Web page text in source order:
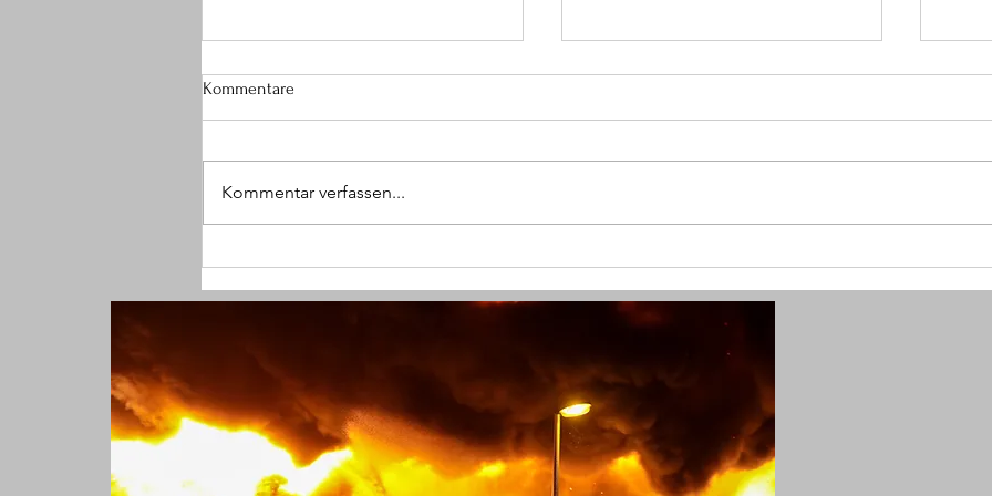
Kommentare
Kommentar verfassen...